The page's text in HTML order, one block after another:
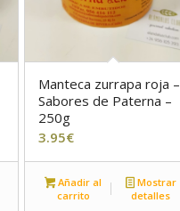
Manteca zurrapa roja –
Sabores de Paterna –
250g
3.95€
Añadir al
carrito
Mostrar
detalles